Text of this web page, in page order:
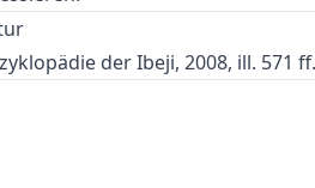
der Ibeji, 2008, ill. 571 ff.